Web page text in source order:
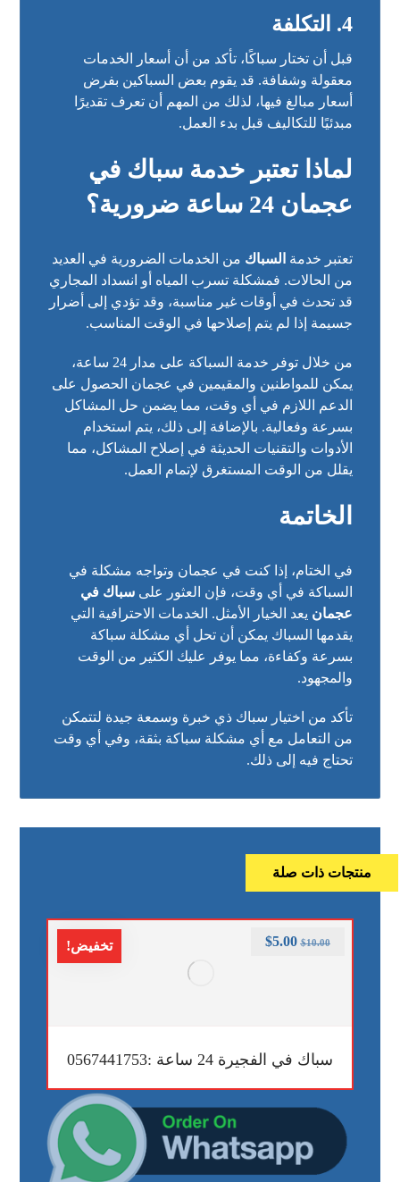
4. التكلفة
قبل أن تختار سباكًا، تأكد من أن أسعار الخدمات
معقولة وشفافة. قد يقوم بعض السباكين بفرض
أسعار مبالغ فيها، لذلك من المهم أن تعرف تقديرًا
مبدئيًا للتكاليف قبل بدء العمل.
لماذا تعتبر خدمة سباك في
عجمان 24 ساعة ضرورية؟
تعتبر خدمة السباك من الخدمات الضرورية في العديد
من الحالات. فمشكلة تسرب المياه أو انسداد المجاري
قد تحدث في أوقات غير مناسبة، وقد تؤدي إلى أضرار
جسيمة إذا لم يتم إصلاحها في الوقت المناسب.
من خلال توفر خدمة السباكة على مدار 24 ساعة،
يمكن للمواطنين والمقيمين في عجمان الحصول على
الدعم اللازم في أي وقت، مما يضمن حل المشاكل
بسرعة وفعالية. بالإضافة إلى ذلك، يتم استخدام
الأدوات والتقنيات الحديثة في إصلاح المشاكل، مما
يقلل من الوقت المستغرق لإتمام العمل.
الخاتمة
في الختام، إذا كنت في عجمان وتواجه مشكلة في
السباكة في أي وقت، فإن العثور علىسباك في
عجمان يعد الخيار الأمثل. الخدمات الاحترافية التي
يقدمها السباك يمكن أن تحل أي مشكلة سباكة
بسرعة وكفاءة، مما يوفر عليك الكثير من الوقت
والمجهود.
تأكد من اختيار سباك ذي خبرة وسمعة جيدة لتتمكن
من التعامل مع أي مشكلة سباكة بثقة، وفي أي وقت
تحتاج فيه إلى ذلك.
منتجات ذات صلة
تخفيض!
سباك في الفجيرة 24 ساعة :0567441753
$10.00
$5.00